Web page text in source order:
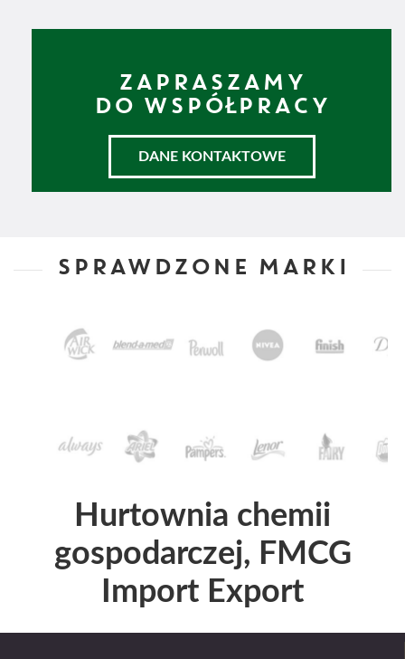
ZAPRASZAMY
DO WSPÓŁPRACY
DANE KONTAKTOWE
SPRAWDZONE MARKI
Hurtownia chemii
gospodarczej, FMCG
Import Export